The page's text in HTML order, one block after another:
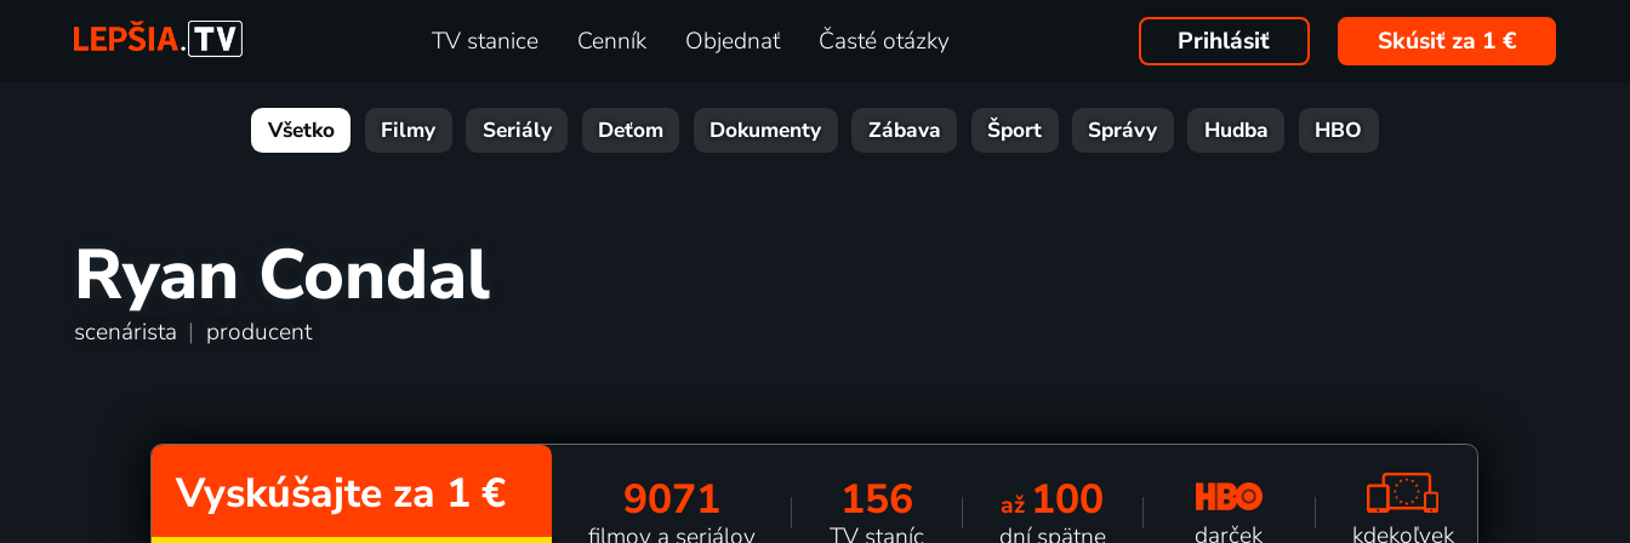
TV stanice Cenník Objednať Časté otázky Prihlásiť Skúsiť za 1 €
Všetko Filmy Seriály Deťom Dokumenty Zábava Šport Správy Hudba HBO
Ryan Condal
scenárista | producent
Vyskúšajte za 1 € 9071 156 až 100
darček kdekoľvek